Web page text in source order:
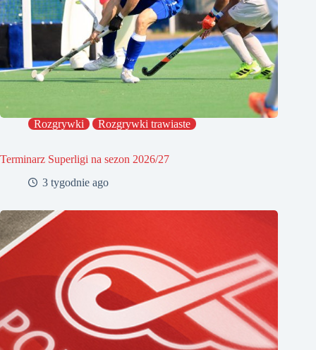
Rozgrywki Rozgrywki trawiaste
Terminarz Superligi na sezon 2026/27
3 tygodnie ago